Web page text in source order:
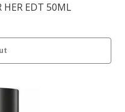
HER EDT 50ML